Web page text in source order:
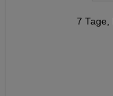
7 Tage,